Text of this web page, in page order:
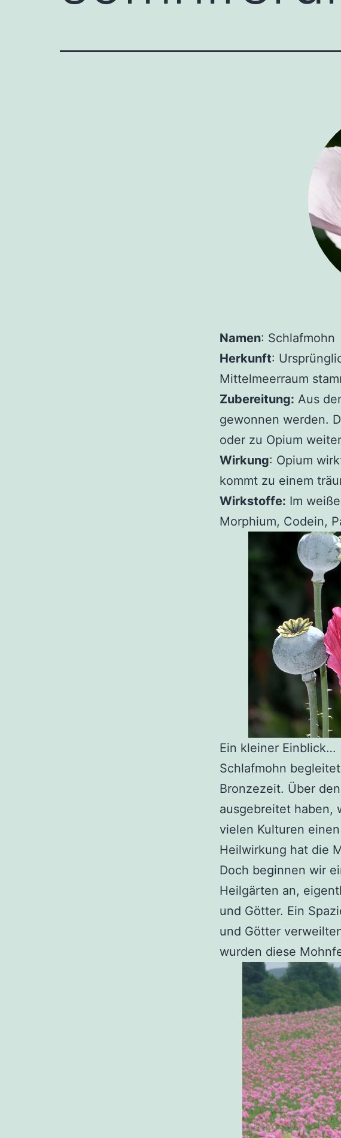
Namen: Schlafmohn
Herkunft:
Mittelmeerraum
Zubereitung: Aus
gewonnen werden.
oder zu Opium
Wirkung: Opium
kommt zu einem
Wirkstoffe: Im
Morphium, Codein,
Ein kleiner Einblick…
Schlafmohn
Bronzezeit. Über
ausgebreitet haben,
vielen Kulturen
Heilwirkung hat die
Doch beginnen wir
Heilgärten an,
und Götter. Ein
und Götter
wurden diese